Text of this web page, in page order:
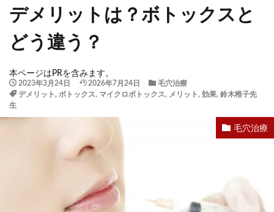
デメリットは？ボトックスと
どう違う？
本ページはPRを含みます。
2023年3月24日 2026年7月24日
毛穴治療
デメリット, ボトックス, マイクロボトックス, メリット, 効果, 鈴木稚子先
生
毛穴治療